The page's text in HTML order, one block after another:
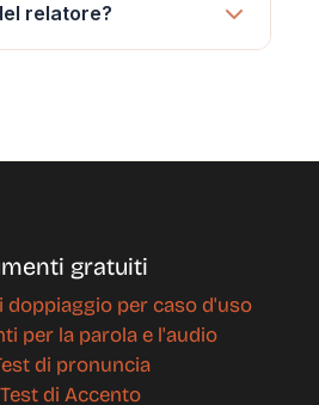
relatore?
gratuiti
doppiaggio per caso d'uso
per la parola e l'audio
di pronuncia
Test di Accento